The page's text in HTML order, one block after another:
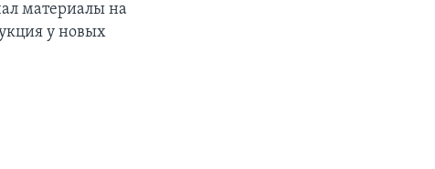
материалы на
у новых